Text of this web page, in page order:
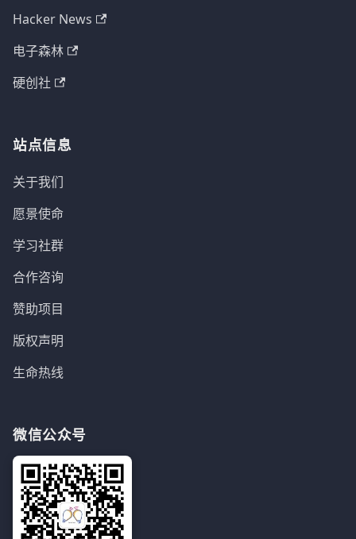
Hacker News
电子森林
硬创社
站点信息
关于我们
愿景使命
学习社群
合作咨询
赞助项目
版权声明
生命热线
微信公众号